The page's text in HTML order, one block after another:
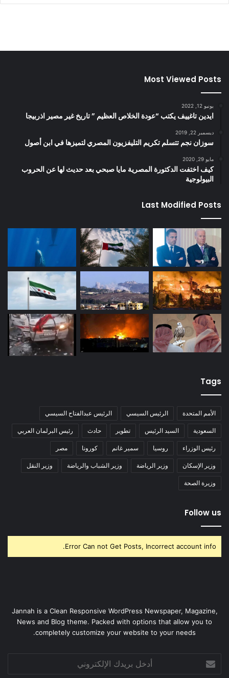
Most Viewed Posts
يونيو 12, 2022
ايدين تاغييف يكتب “عودة الخلاص العظيم ” تاريخ غير مصير اذربيجا
ديسمبر 22, 2019
سوزان نجم تتسلم تكريم التليفزيون المصري لتميزها في ابن أصول
مايو 29, 2020
كيف اختفت الدكتورة المصرية مايا صبحي بعد حديث لها عن الحروب
البيولوجية
Last Modified Posts
Tags
الأمم المتحدة الرئيس السيسي الرئيس عبدالفتاح السيسي
السعودية السيد الرئيس تطوير حادث رئيس البرلمان العربي
رئيس الوزراء روسيا سمير غانم كورونا مصر
وزير الإسكان وزير الرياضة وزير الشباب والرياضة وزير النقل
وزيرة الصحة
Follow us
Error Can not Get Posts, Incorrect account info.
Jannah is a Clean Responsive WordPress Newspaper, Magazine,
News and Blog theme. Packed with options that allow you to
completely customize your website to your needs.
بريدك